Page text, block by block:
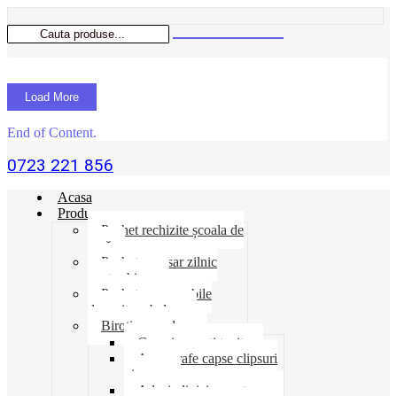
Load More
End of Content.
0723 221 856
Acasa
Produse
Pachet rechizite școala de
vară
Pachet necesar zilnic
pentru birou
Pachet consumabile
depozit-ambalare
Birotica-produse
Cosuri suporti tavite
Ace agrafe capse clipsuri
pioneze
Adeziv lipici corectoare